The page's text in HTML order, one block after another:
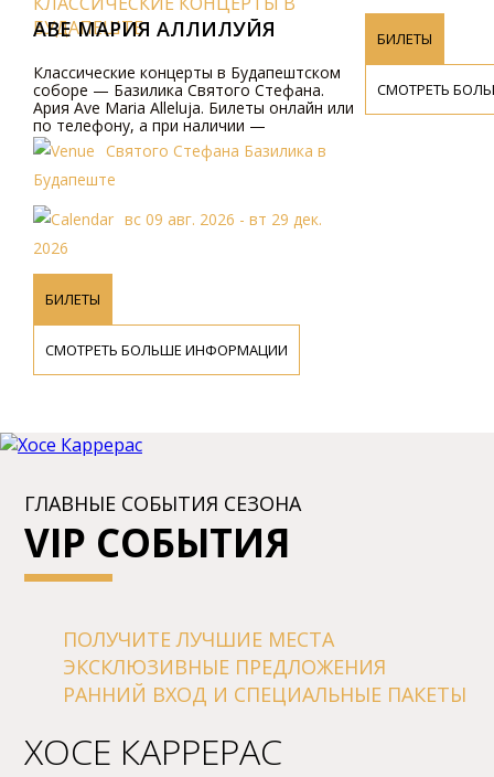
АЛЛИЛУЙЯ
концерты в Будапештском
— Базилика Святого Стефана.
Maria Alleluja. Билеты онлайн или
а при наличии —
в церкви за наличные в
валюте.
Святого Стефана Базилика в
вс 09 авг. 2026 - вт 29 дек.
БОЛЬШЕ ИНФОРМАЦИИ
СМОТРЕТЬ БОЛЬШЕ
ГЛАВНЫЕ СОБЫТИЯ СЕЗОНА
VIP СОБЫТИЯ
ПОЛУЧИТЕ ЛУЧШИЕ МЕСТА
ЭКСКЛЮЗИВНЫЕ ПРЕДЛОЖЕНИЯ
РАННИЙ ВХОД И СПЕЦИАЛЬНЫЕ ПАКЕТЫ
ХОСЕ КАРРЕРАС